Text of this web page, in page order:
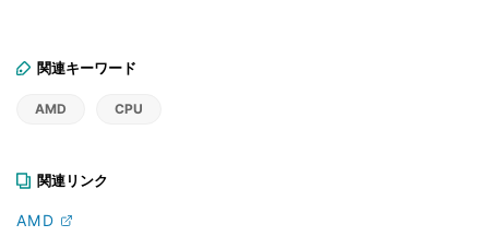
関連キーワード
AMD CPU
関連リンク
AMD